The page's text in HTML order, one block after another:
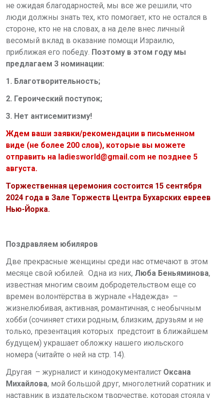
не ожидая благодарностей, мы все же решили, что
люди должны знать тех, кто помогает, кто не остался в
стороне, кто не на словах, а на деле внес личный
весомый вклад в оказание помощи Израилю,
приближая его победу. Поэтому в этом году мы
предлагаем 3 номинации:
1. Благотворительность;
2. Героический поступок;
3. Нет антисемитизму!
Ждем ваши заявки/рекомендации в письменном
виде (не более 200 слов), которые вы можете
отправить на ladiesworld@gmail.com не позднее 5
августа.
Торжественная церемония состоится 15 сентября
2024 года в Зале Торжеств Центра Бухарских евреев
Нью-Йорка.
Поздравляем юбиляров
Две прекрасные женщины среди нас отмечают в этом
месяце свой юбилей. Одна из них, Люба Беньяминова,
известная многим своим добродетельством еще со
времен волонтёрства в журнале «Надежда» –
жизнелюбивая, активная, романтичная, с необычным
хобби (сочиняет стихи родным, близким, друзьям и не
только, презентация которых предстоит в ближайшем
будущем) украшает обложку нашего июльского
номера (читайте о ней на стр. 14).
Другая – журналист и кинодокументалист Оксана
Михайлова, мой большой друг, многолетний соратник и
наставник в издательском творчестве, которая стояла у